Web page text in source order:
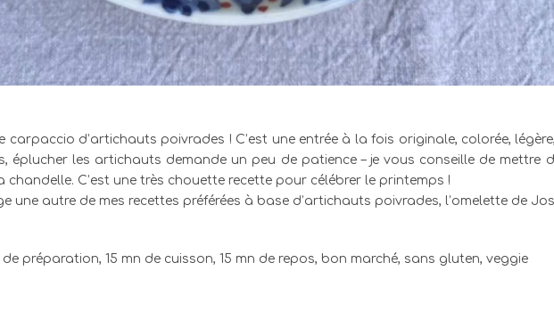
carpaccio d’artichauts poivrades ! C’est une entrée à la fois originale, colorée,
éplucher les artichauts demande un peu de patience – je vous conseille de mettre
C’est une très chouette recette pour célébrer le printemps !
une autre de mes recettes préférées à base d’artichauts poivrades, l’omelette de